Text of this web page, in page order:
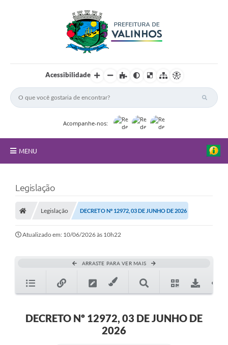
Acessibilidade
Acompanhe-nos:
MENU
Principal
Nossa Cidade
Secretarias
Transparência
Programa Famílias Fortes
Legislação
Legislação DECRETO Nº 12972, 03 DE JUNHO DE 2026
Atualizado em: 10/06/2026 às 10h22
ARRASTE PARA VER MAIS
DECRETO Nº 12972, 03 DE JUNHO DE
2026